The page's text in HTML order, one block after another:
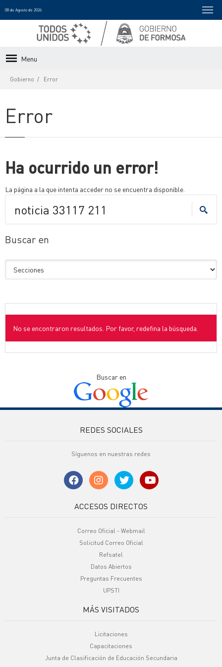
08 de Agosto de 2026
Menu
Gobierno Error
Error
Ha ocurrido un error!
La página a la que intenta acceder no se encuentra disponible.
Buscar en
No se encontraron resultados. Por favor, redefina la búsqueda.
Buscar en
REDES SOCIALES
Síguenos en nuestras redes
ACCESOS DIRECTOS
Correo Oficial - Webmail
Solicitud Correo Oficial
Refsatel
Datos Abiertos
Preguntas Frecuentes
UPSTI
MÁS VISITADOS
Licitaciones
Capacitaciones
Junta de Clasificación de Educación Secundaria